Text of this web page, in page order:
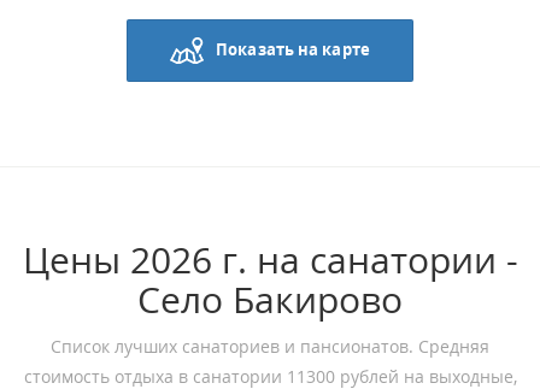
Показать на карте
Цены 2026 г. на санатории -
Село Бакирово
Список лучших санаториев и пансионатов. Средняя
стоимость отдыха в санатории 11300 рублей на выходные,